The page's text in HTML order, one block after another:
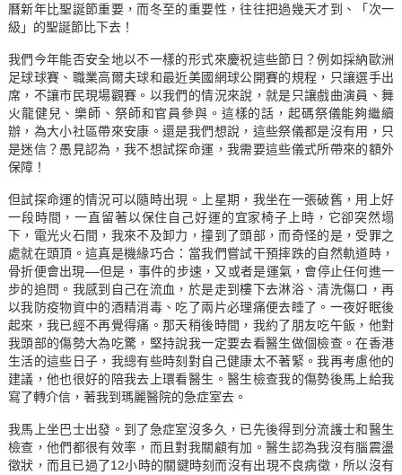
曆新年比聖誕節重要，而冬至的重要性，往往把過幾天才到、「次一
級」的聖誕節比下去！
我們今年能否安全地以不一樣的形式來慶祝這些節日？例如採納歐洲
足球球賽、職業高爾夫球和最近美國網球公開賽的規程，只讓選手出
席，不讓市民現場觀賽。以我們的情況來說，就是只讓戲曲演員、舞
火龍健兒、樂師、祭師和官員參與。這樣的話，起碼祭儀能夠繼續
辦，為大小社區帶來安康。還是我們想說，這些祭儀都是沒有用，只
是迷信？愚見認為，我不想試探命運，我需要這些儀式所帶來的額外
保障！
但試探命運的情況可以隨時出現。上星期，我坐在一張破舊，用上好
一段時間，一直留著以保住自己好運的宜家椅子上時，它卻突然塌
下，電光火石間，我來不及卸力，撞到了頭部，而奇怪的是，受罪之
處就在頭頂。這真是機緣巧合：當我們嘗試干預摔跌的自然軌道時，
骨折便會出現––但是，事件的步速，又或者是運氣，會停止任何進一
步的追問。我感到自己在流血，於是走到樓下去淋浴、清洗傷口，再
以我防疫物資中的酒精消毒、吃了兩片必理痛便去睡了。一夜好眠後
起來，我已經不再覺得痛。那天稍後時間，我約了朋友吃午飯，他對
我頭部的傷勢大為吃驚，堅持說我一定要去看醫生做個檢查。在香港
生活的這些日子，我總有些時刻對自己健康太不著緊。我再考慮他的
建議，他也很好的陪我去上環看醫生。醫生檢查我的傷勢後馬上給我
寫了轉介信，著我到瑪麗醫院的急症室去。
我馬上坐巴士出發。到了急症室沒多久，已先後得到分流護士和醫生
檢查，他們都很有效率，而且對我關顧有加。醫生認為我沒有腦震盪
徵狀，而且已過了12小時的關鍵時刻而沒有出現不良病徵，所以沒有